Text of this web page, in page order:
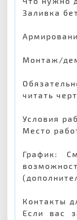
Заливка
Монтаж/
читать
Условия
Место
График:
Контакты
Если вас